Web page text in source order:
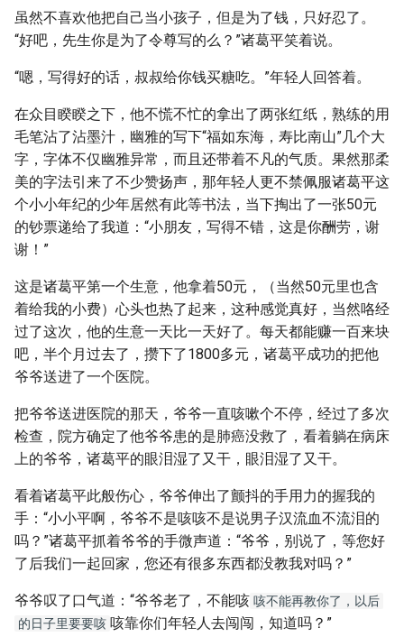
虽然不喜欢他把自己当小孩子，但是为了钱，只好忍了。
“好吧，先生你是为了令尊写的么？”诸葛平笑着说。
“嗯，写得好的话，叔叔给你钱买糖吃。”年轻人回答着。
在众目睽睽之下，他不慌不忙的拿出了两张红纸，熟练的用
毛笔沾了沾墨汁，幽雅的写下“福如东海，寿比南山”几个大
字，字体不仅幽雅异常，而且还带着不凡的气质。果然那柔
美的字法引来了不少赞扬声，那年轻人更不禁佩服诸葛平这
个小小年纪的少年居然有此等书法，当下掏出了一张50元
的钞票递给了我道：“小朋友，写得不错，这是你酬劳，谢
谢！”
这是诸葛平第一个生意，他拿着50元，（当然50元里也含
着给我的小费）心头也热了起来，这种感觉真好，当然咯经
过了这次，他的生意一天比一天好了。每天都能赚一百来块
吧，半个月过去了，攒下了1800多元，诸葛平成功的把他
爷爷送进了一个医院。
把爷爷送进医院的那天，爷爷一直咳嗽个不停，经过了多次
检查，院方确定了他爷爷患的是肺癌没救了，看着躺在病床
上的爷爷，诸葛平的眼泪湿了又干，眼泪湿了又干。
看着诸葛平此般伤心，爷爷伸出了颤抖的手用力的握我的
手：“小小平啊，爷爷不是咳咳不是说男子汉流血不流泪的
吗？”诸葛平抓着爷爷的手微声道：“爷爷，别说了，等您好
了后我们一起回家，您还有很多东西都没教我对吗？”
爷爷叹了口气道：“爷爷老了，不能咳 咳不能再教你了，以后
的日子里要要咳 咳靠你们年轻人去闯闯，知道吗？”